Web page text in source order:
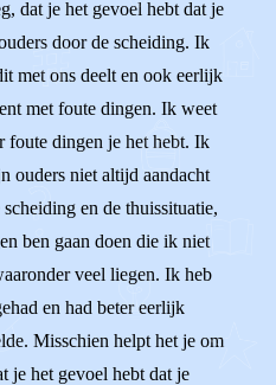
dat je het gevoel hebt dat je
door de scheiding. Ik
met ons deelt en ook eerlijk
met foute dingen. Ik weet
dingen je het hebt. Ik
ouders niet altijd aandacht
en de thuissituatie,
ben gaan doen die ik niet
veel liegen. Ik heb
en had beter eerlijk
Misschien helpt het je om
je het gevoel hebt dat je